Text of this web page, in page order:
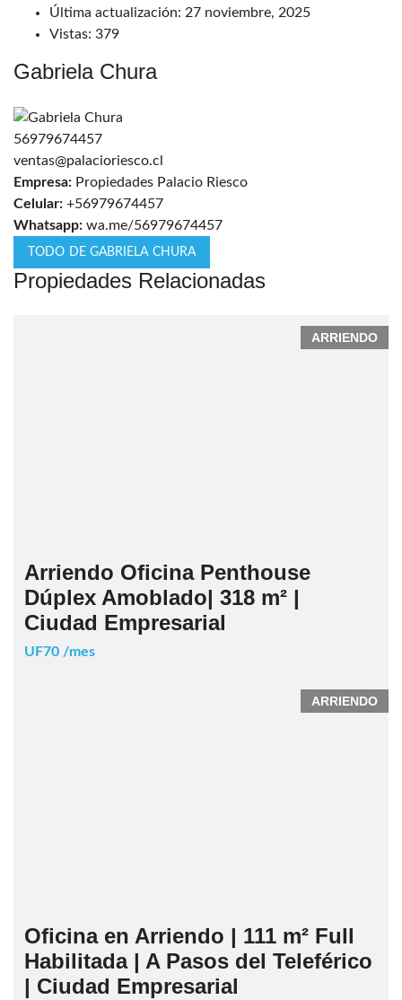
Última actualización: 27 noviembre, 2025
Vistas: 379
Gabriela Chura
56979674457
ventas@palacioriesco.cl
Empresa: Propiedades Palacio Riesco
Celular: +56979674457
Whatsapp: wa.me/56979674457
TODO DE GABRIELA CHURA
Propiedades Relacionadas
ARRIENDO
Arriendo Oficina Penthouse
Dúplex Amoblado| 318 m² |
Ciudad Empresarial
UF70 /mes
ARRIENDO
Oficina en Arriendo | 111 m² Full
Habilitada | A Pasos del Teleférico
| Ciudad Empresarial